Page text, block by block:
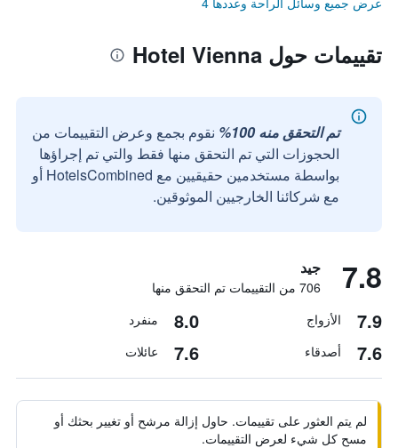
تقييمات حول Hotel Vienna
تم التحقق منه 100%
نقوم بجمع وعرض التقييمات من
الحجوزات التي تم التحقق منها فقط والتي تم إجراؤها
بواسطة مستخدمين حقيقيين مع HotelsCombined أو
مع شركائنا الخارجيين الموثوقين.
7.8 جيد
706 من التقييمات تم التحقق منها
7.9 الأزواج 8.0 منفرد
7.6 أصدقاء 7.6 عائلات
لم يتم العثور على تقييمات. حاول إزالة مرشح أو تغيير بحثك أو
مسح كل شيء لعرض التقييمات.